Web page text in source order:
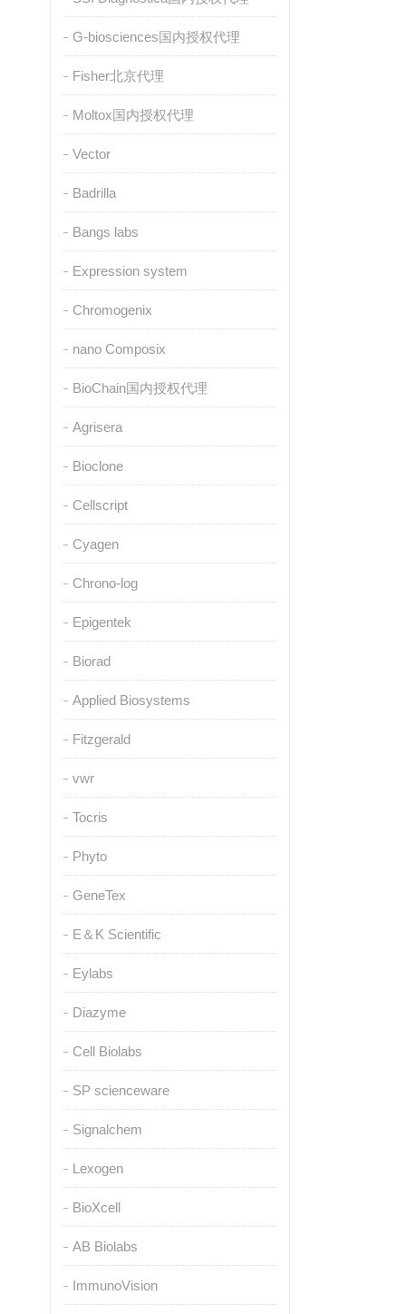
G-biosciences国内授权代理
Fisher北京代理
Moltox国内授权代理
Vector
Badrilla
Bangs labs
Expression system
Chromogenix
nano Composix
BioChain国内授权代理
Agrisera
Bioclone
Cellscript
Cyagen
Chrono-log
Epigentek
Biorad
Applied Biosystems
Fitzgerald
vwr
Tocris
Phyto
GeneTex
E＆K Scientific
Eylabs
Diazyme
Cell Biolabs
SP scienceware
Signalchem
Lexogen
BioXcell
AB Biolabs
ImmunoVision